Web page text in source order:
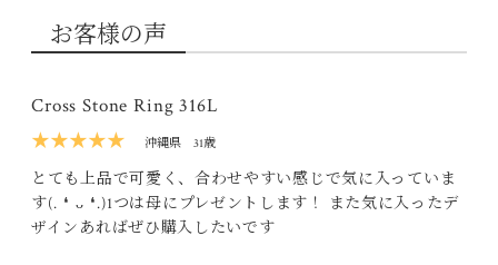
お客様の声
Cross Stone Ring 316L
★★★★★
沖縄県 31歳
とても上品で可愛く、合わせやすい感じで気に入っていま
す(⁠.⁠ ⁠❛⁠ ⁠ᴗ⁠ ⁠❛⁠.⁠)1つは母にプレゼントします！ また気に入ったデ
ザインあればぜひ購入したいです